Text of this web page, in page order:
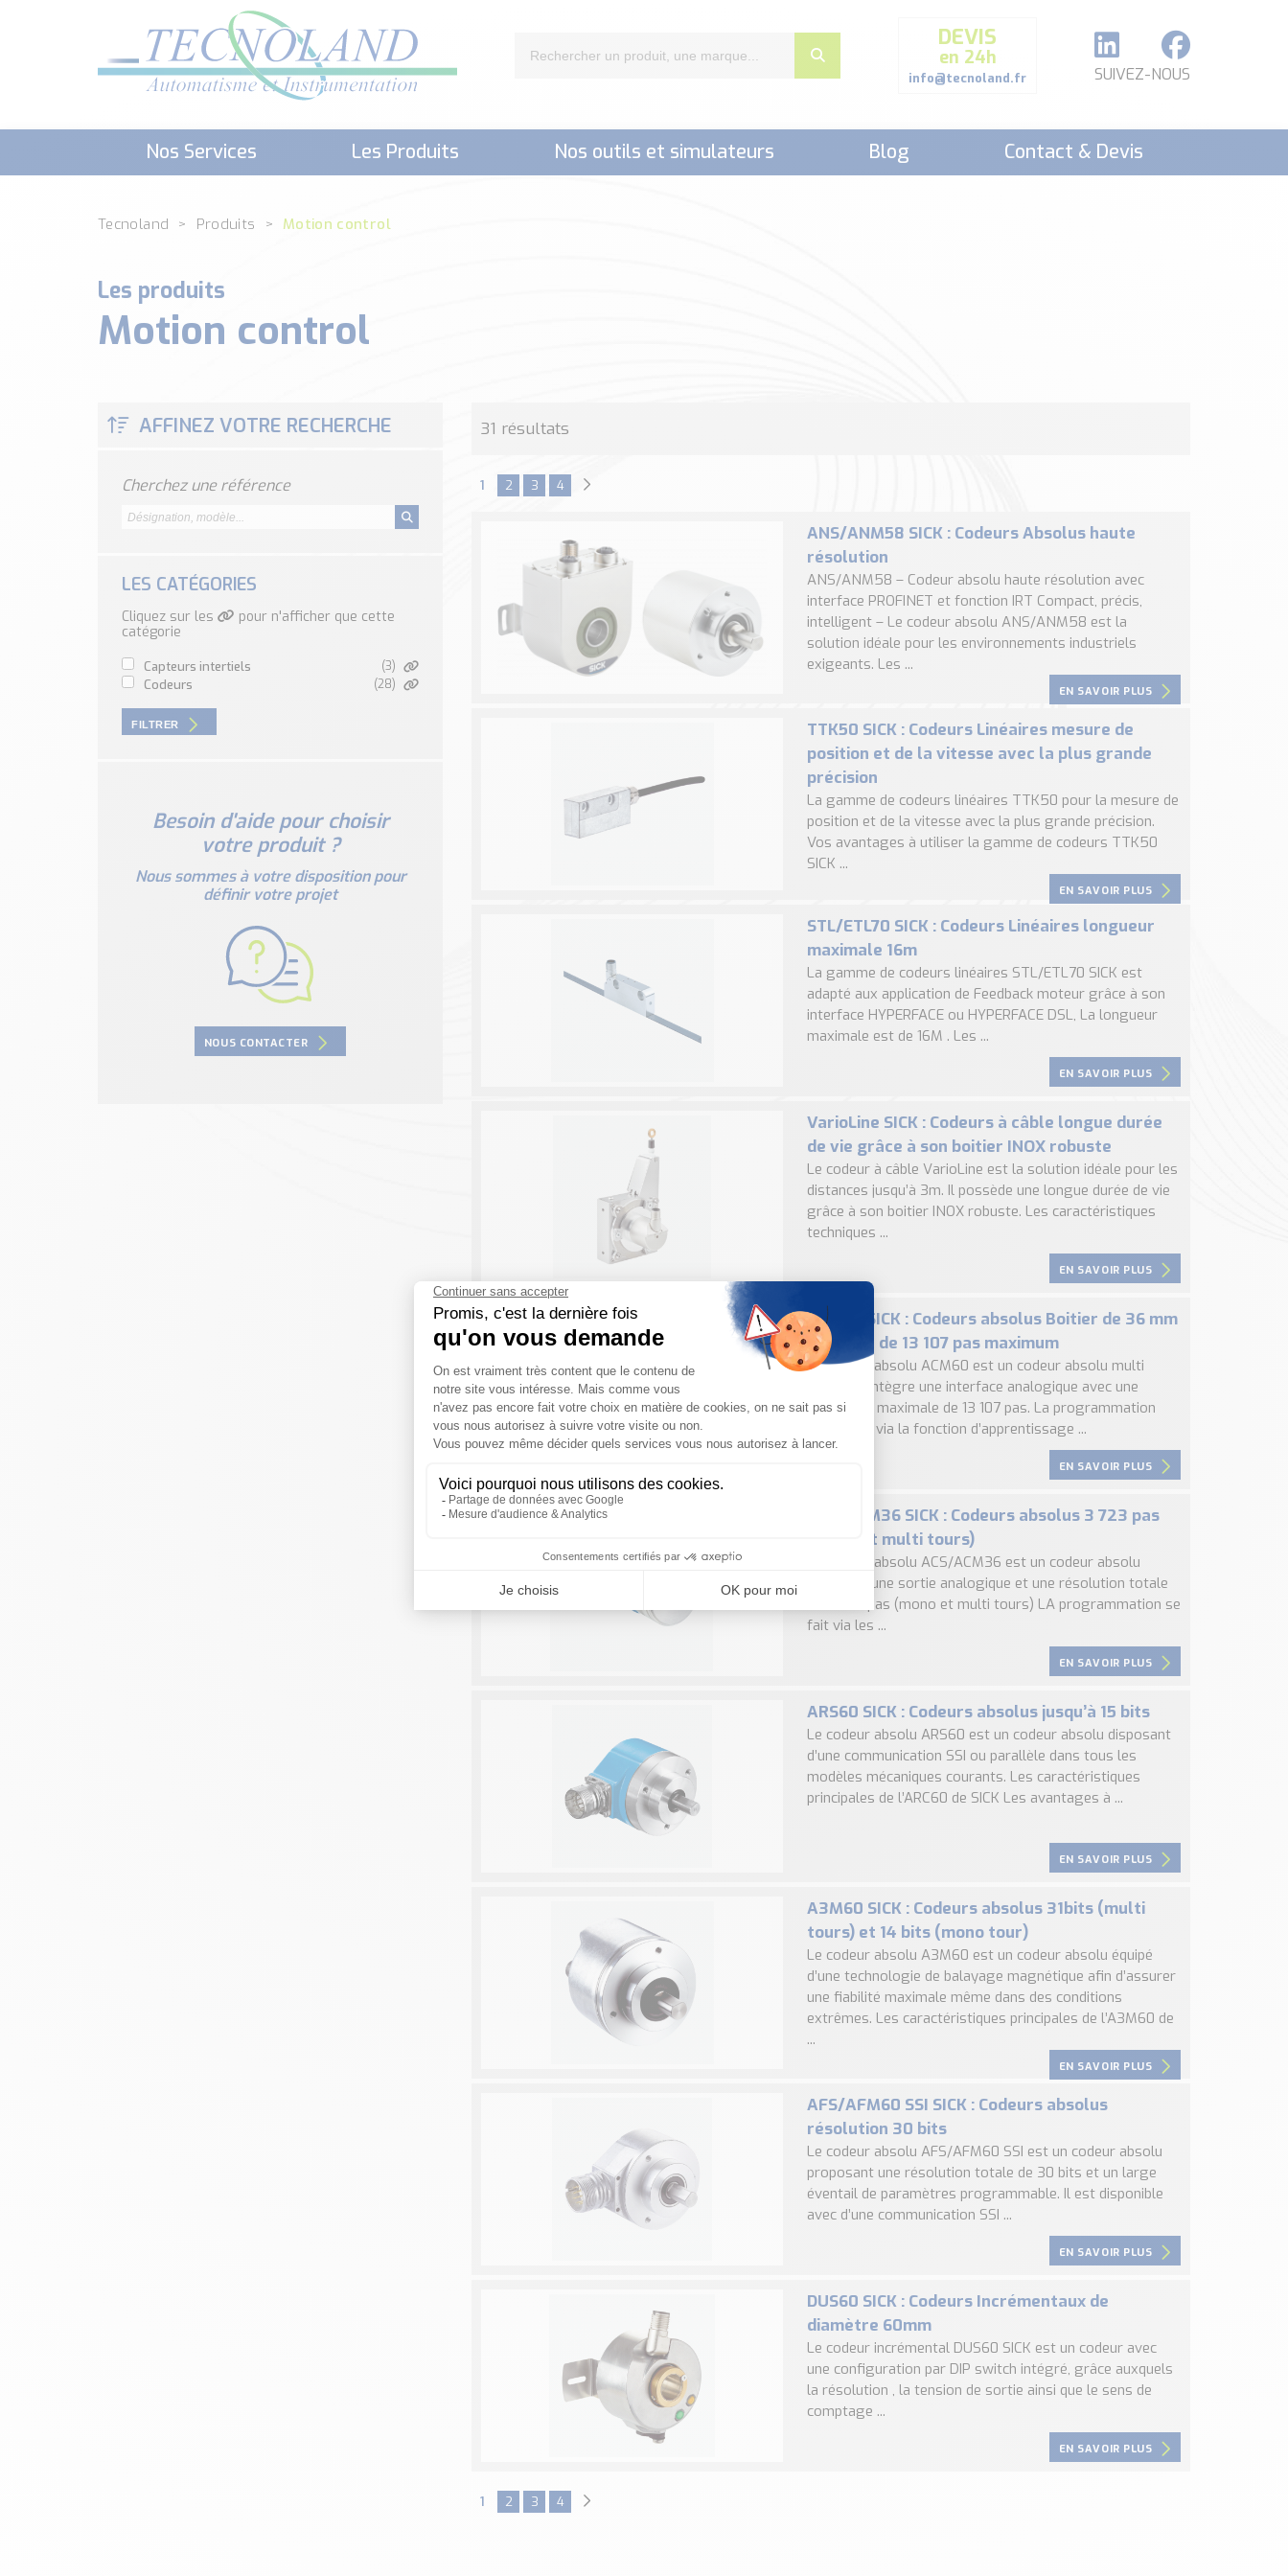
DEVIS
en 24h
info@tecnoland.fr SUIVEZ-NOUS
Nos Services Les Produits Nos outils et simulateurs Blog Contact & Devis
Tecnoland Produits Motion control
Les produits
Motion control
AFFINEZ VOTRE RECHERCHE
Cherchez une référence
LES CATÉGORIES
Cliquez sur les
pour n'afficher que cette
catégorie
capteurs intertiels (3)
codeurs (28)
FILTRER
Besoin d'aide pour choisir
votre produit ?
Nous sommes à votre disposition pour
définir votre projet
NOUS CONTACTER
31 résultats
1 2 3 4
ANS/ANM58 SICK : Codeurs Absolus haute
résolution
ANS/ANM58 – Codeur absolu haute résolution avec
interface PROFINET et fonction IRT Compact, précis,
intelligent – Le codeur absolu ANS/ANM58 est la
solution idéale pour les environnements industriels
exigeants. Les ...
EN SAVOIR PLUS
TTK50 SICK : Codeurs Linéaires mesure de
position et de la vitesse avec la plus grande
précision
La gamme de codeurs linéaires TTK50 pour la mesure de
position et de la vitesse avec la plus grande précision.
Vos avantages à utiliser la gamme de codeurs TTK50
SICK ...
EN SAVOIR PLUS
STL/ETL70 SICK : Codeurs Linéaires longueur
maximale 16m
La gamme de codeurs linéaires STL/ETL70 SICK est
adapté aux application de Feedback moteur grâce à son
interface HYPERFACE ou HYPERFACE DSL, La longueur
maximale est de 16M . Les ...
EN SAVOIR PLUS
VarioLine SICK : Codeurs à câble longue durée
de vie grâce à son boitier INOX robuste
Le codeur à câble VarioLine est la solution idéale pour les
distances jusqu’à 3m. Il possède une longue durée de vie
grâce à son boitier INOX robuste. Les caractéristiques
techniques ...
EN SAVOIR PLUS
ACM60 SICK : Codeurs absolus Boitier de 36 mm
compact de 13 107 pas maximum
Le codeur absolu ACM60 est un codeur absolu multi
tours qui intègre une interface analogique avec une
résolution maximale de 13 107 pas. La programmation
s’effectue via la fonction d’apprentissage ...
EN SAVOIR PLUS
ACS/ACM36 SICK : Codeurs absolus 3 723 pas
(mono et multi tours)
Le codeur absolu ACS/ACM36 est un codeur absolu
intégrant une sortie analogique et une résolution totale
de 3 723 pas (mono et multi tours) LA programmation se
fait via les ...
EN SAVOIR PLUS
ARS60 SICK : Codeurs absolus jusqu’à 15 bits
Le codeur absolu ARS60 est un codeur absolu disposant
d’une communication SSI ou parallèle dans tous les
modèles mécaniques courants. Les caractéristiques
principales de l’ARC60 de SICK Les avantages à ...
EN SAVOIR PLUS
A3M60 SICK : Codeurs absolus 31bits (multi
tours) et 14 bits (mono tour)
Le codeur absolu A3M60 est un codeur absolu équipé
d’une technologie de balayage magnétique afin d’assurer
une fiabilité maximale même dans des conditions
extrêmes. Les caractéristiques principales de l’A3M60 de
...
EN SAVOIR PLUS
AFS/AFM60 SSI SICK : Codeurs absolus
résolution 30 bits
Le codeur absolu AFS/AFM60 SSI est un codeur absolu
proposant une résolution totale de 30 bits et un large
éventail de paramètres programmable. Il est disponible
avec d’une communication SSI ...
EN SAVOIR PLUS
DUS60 SICK : Codeurs Incrémentaux de
diamètre 60mm
Le codeur incrémental DUS60 SICK est un codeur avec
une configuration par DIP switch intégré, grâce auxquels
la résolution , la tension de sortie ainsi que le sens de
comptage ...
EN SAVOIR PLUS
1 2 3 4